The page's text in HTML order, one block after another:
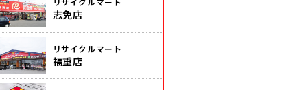
志免店
リサイクルマート
福重店